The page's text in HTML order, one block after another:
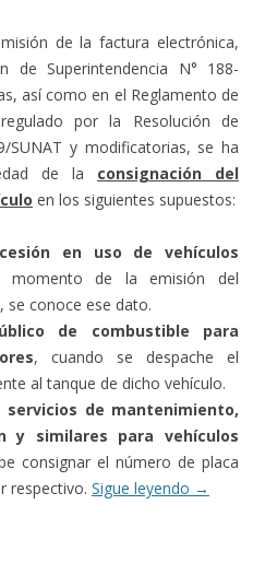
de la factura electrónica,
de Superintendencia N° 188-
así como en el Reglamento de
por la Resolución de
SUNAT y modificatorias, se ha
de la consignación del
en los siguientes supuestos:
en uso de vehículos
de la emisión del
se conoce ese dato.
de combustible para
, cuando se despache el
al tanque de dicho vehículo.
servicios de mantenimiento,
y similares para vehículos
consignar el número de placa
respectivo. Sigue leyendo →